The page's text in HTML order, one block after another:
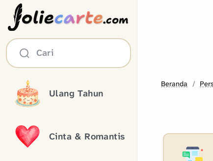
oliecarte.com
Cari
Ulang Tahun
Cinta & Romantis
Beranda